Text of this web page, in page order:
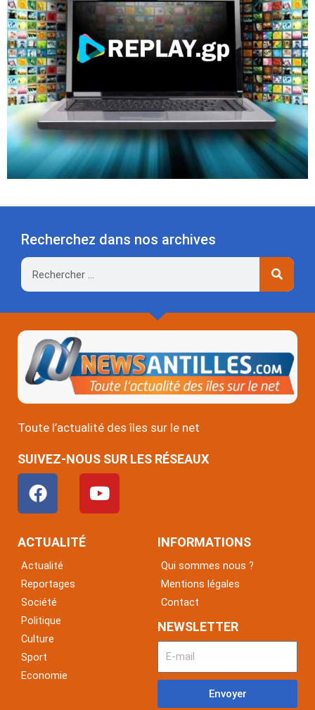
Recherchez dans nos archives
Rechercher
Toute l’actualité des îles sur le net
SUIVEZ-NOUS SUR LES RÉSEAUX
F
a
c
e
o
o
k
Y
o
u
ACTUALITÉ
Actualité
Reportages
Société
Politique
Culture
Sport
Economie
INFORMATIONS
Qui sommes nous ?
Mentions légales
Contact
NEWSLETTER
Envoyer